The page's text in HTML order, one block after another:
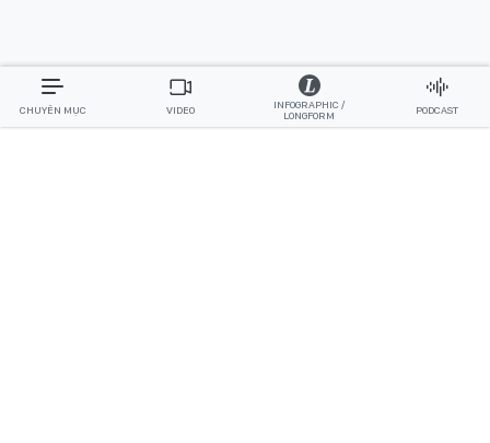
CHUYÊN MỤC VIDEO
INFOGRAPHIC /
LONGFORM
PODCAST